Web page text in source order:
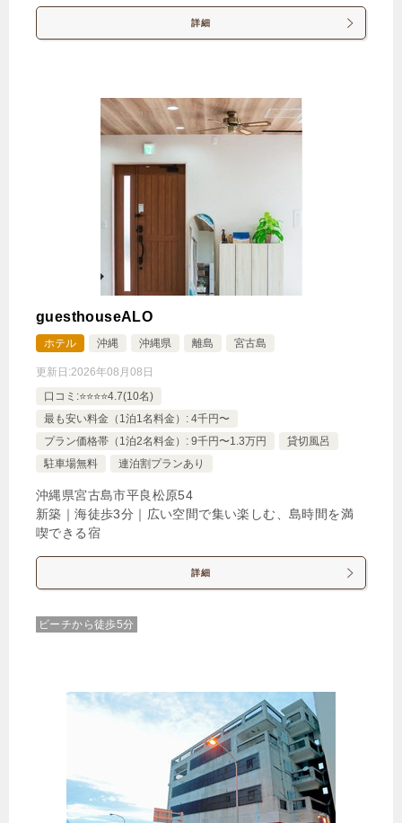
23,493円【シティビュー】ツインエグゼクテ
ィブルーム
17,775円【ポートビュー】ツインデラックス
17,402円
ュー
食材も楽しめる国際色豊かな朝食ビュッフェ付き
2026秋冬
ツイン 🍴朝食
大人1名 合計（税込）
32,940円
【選べるお部屋と価格】
32,940円【オーシャンビュー】ツインエグゼ
詳細
guesthouseALO
ホテル 沖縄 沖縄県 離島 宮古島
更新日:2026年08月08日
口コミ:⭐️⭐️⭐️⭐️4.7(10名)
最も安い料金（1泊1名料金）: 4千円〜
プラン価格帯（1泊2名料金）: 9千円〜1.3万円
貸切風呂
駐車場無料
連泊割プランあり
沖縄県宮古島市平良松原54
新築｜海徒歩3分｜広い空間で集い楽しむ、島時間を満
喫できる宿
詳細
ビーチから徒歩5分